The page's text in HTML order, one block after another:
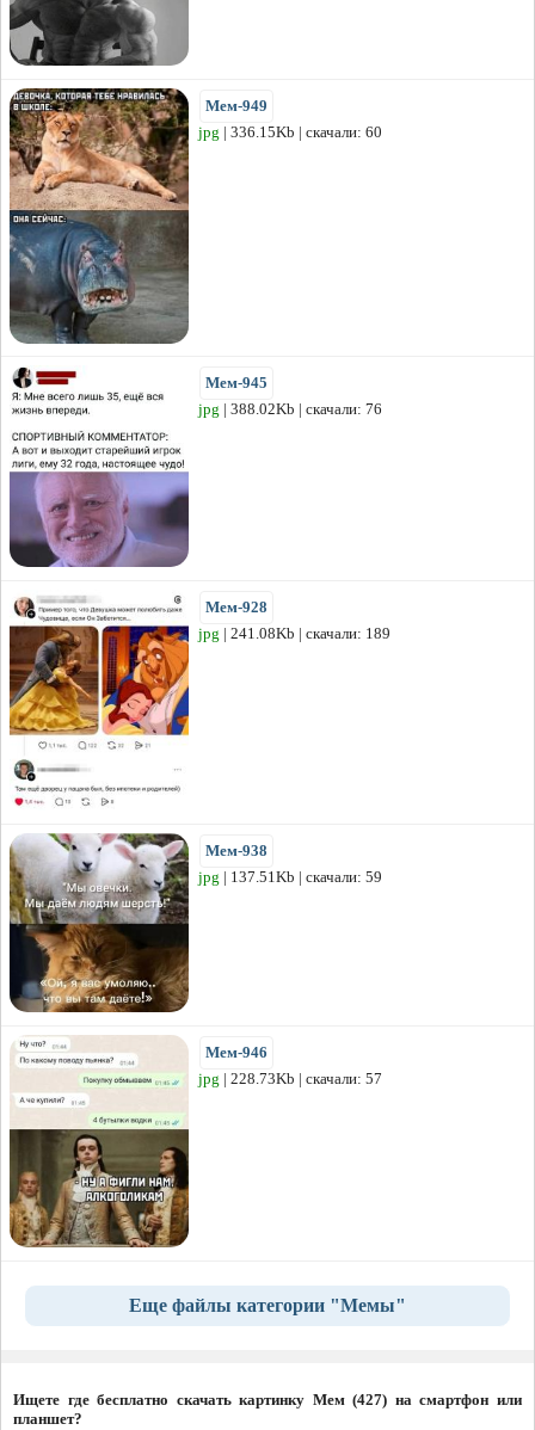
Мем-949
jpg | 336.15Kb | скачали: 60
Мем-945
jpg | 388.02Kb | скачали: 76
Мем-928
jpg | 241.08Kb | скачали: 189
Мем-938
jpg | 137.51Kb | скачали: 59
Мем-946
jpg | 228.73Kb | скачали: 57
Еще файлы категории "Мемы"
Ищете где бесплатно скачать картинку Мем (427) на смартфон или
планшет?